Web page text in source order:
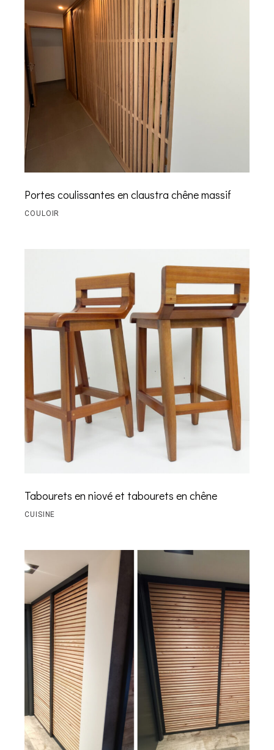
Portes coulissantes en claustra chêne massif
COULOIR
Tabourets en niové et tabourets en chêne
CUISINE